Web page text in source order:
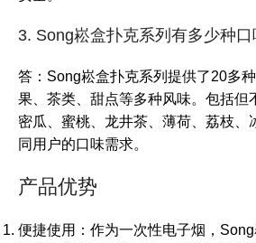
3. Song崧盒扑克系列有多少种口
答：Song崧盒扑克系列提供了20多
果、茶类、甜点等多种风味。包括但
密瓜、蜜桃、龙井茶、薄荷、荔枝、
同用户的口味需求。
产品优势
便捷使用：作为一次性电子烟，